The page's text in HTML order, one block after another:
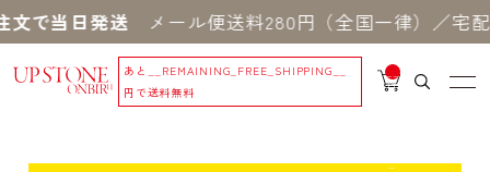
日発送メール便送料280円（全国一律）／宅配便
あと
__REMAINING_FREE_SHIPPING__
円で送料無料
__
IT
_